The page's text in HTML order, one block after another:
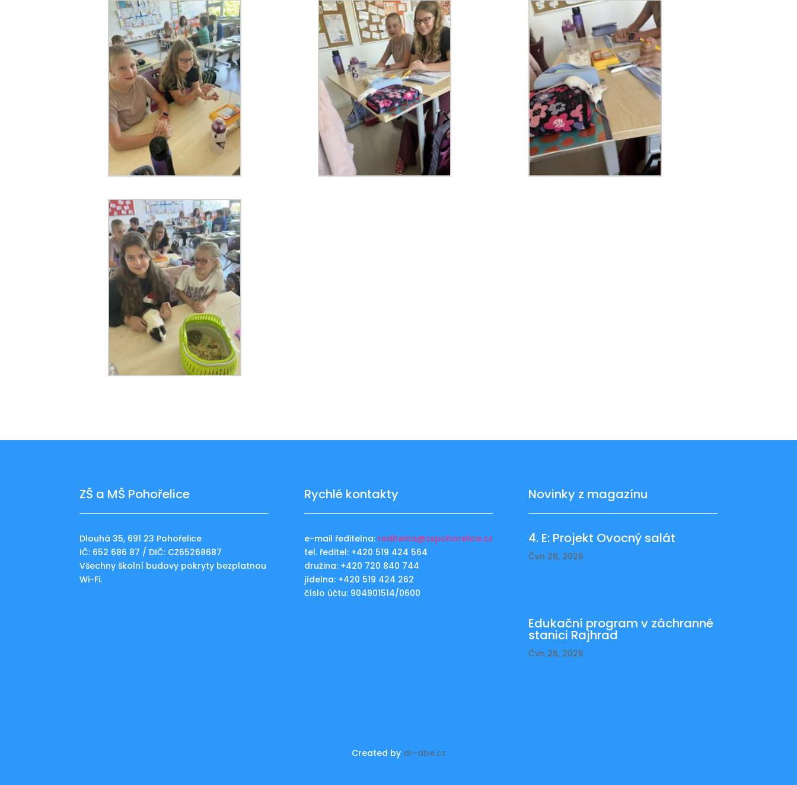
ZŠ a MŠ Pohořelice
Dlouhá 35, 691 23 Pohořelice
IČ: 652 686 87 / DIČ: CZ65268687
Všechny školní budovy pokryty bezplatnou
Wi-Fi.
Rychlé kontakty
e-mail ředitelna: reditelna@zspohorelice.cz
tel. ředitel: +420 519 424 564
družina: +420 720 840 744
jídelna: +420 519 424 262
číslo účtu: 904901514/0600
Novinky z magazínu
4. E: Projekt Ovocný salát
Čvn 26, 2026
Edukační program v záchranné
stanici Rajhrad
Čvn 26, 2026
Created by dr-abe.cz